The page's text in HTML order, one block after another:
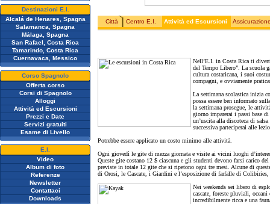
Destinazioni E.I.
Alcalá de Henares, Spagna
Salamanca, Spagna
Málaga, Spagna
San Rafael, Costa Rica
Tamarindo, Costa Rica
Cuernavaca, Messico
Corso Spagnolo
Offerta corso
Corsi di Spagnolo
Alloggi
Attività ed Escursioni
Prezzi e Date
Servizi gratuiti
Esame di Livello
E.I.
Video
Album di foto
Referenze
Newsletter
Contattaci
Downloads
Città Centro E.I. Attività ed Escursioni
Nell’E.I. in Costa Rica ti
del Tempo Libero”. La scuola
cultura costaricana, i suoi
compagni, e ovviamente
La settimana scolastica inizia
possa essere ben informato
la settimana prosegue, le
giorno imparerai i passi base
un’uscita alla discoteca di
successiva parteciperai alle
Potrebbe essere applicato un costo minimo alle attività.
Ogni giovedì le gite di mezza giornata e visite ai vicini luoghi
Queste gite costano 12 $ ciascuna e gli studenti devono farsi carico
previste in totale 12 gite che si ripetono ogni tre mesi. Alcune di
di Orosi, le Cascate, i Giardini e l’esposizione di farfalle di
Nei weekends sei libero di
cascate, foreste pluviali,
incredibilmente ricca e una